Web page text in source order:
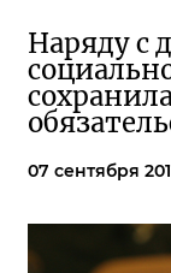
Наряду с
07 сентября